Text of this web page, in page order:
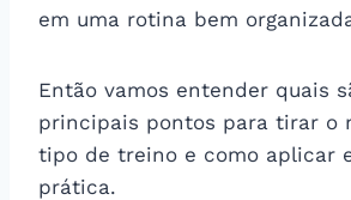
em uma rotina bem
Então vamos entender quais
principais pontos para tirar o
tipo de treino e como aplicar
prática.